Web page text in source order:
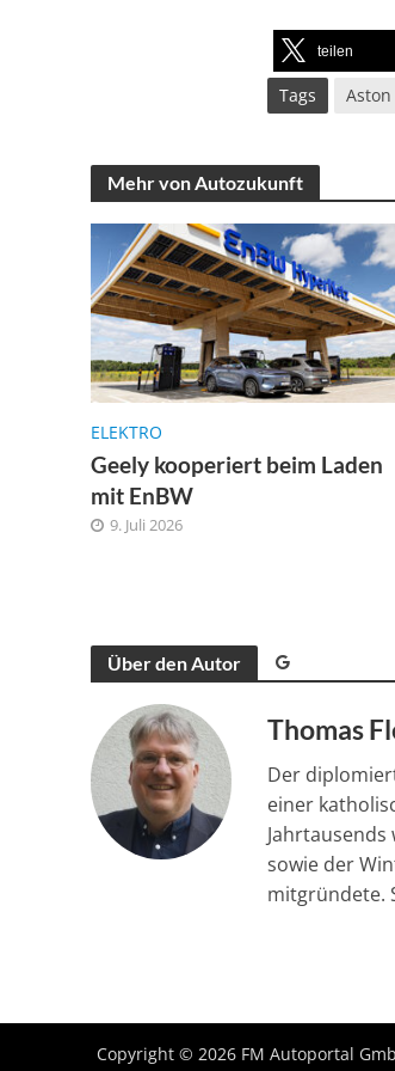
teilen
Tags
Mehr von Autozukunft
ELEKTRO
Geely kooperiert beim Laden
mit EnBW
9. Juli 2026
Über den Autor
Thomas
Der
einer
sowie der
mitgründete.
Copyright © 2026 FM Autoportal